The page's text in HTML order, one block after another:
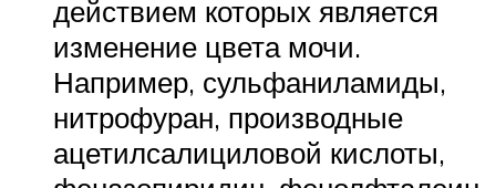
действием которых является
изменение цвета мочи.
Например, сульфаниламиды,
нитрофуран, производные
ацетилсалициловой кислоты,